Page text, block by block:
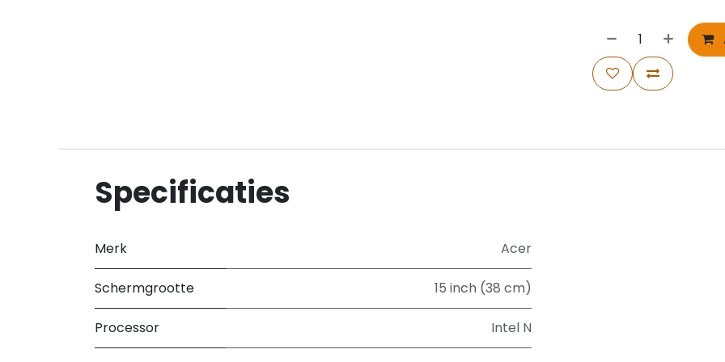
Specificaties
Merk Acer
Schermgrootte 15 inch (38 cm)
Processor Intel N